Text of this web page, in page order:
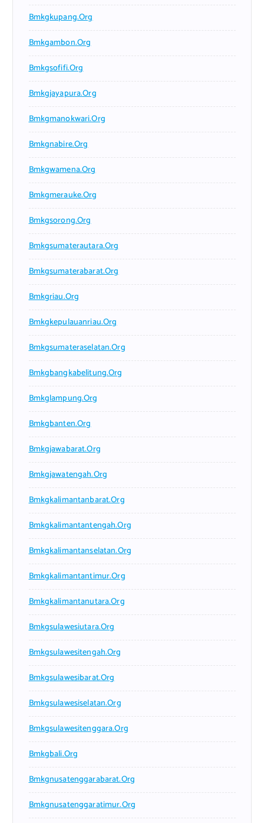
Bmkgkupang.org
Bmkgambon.org
Bmkgsofifi.org
Bmkgjayapura.org
Bmkgmanokwari.org
Bmkgnabire.org
Bmkgwamena.org
Bmkgmerauke.org
Bmkgsorong.org
Bmkgsumaterautara.org
Bmkgsumaterabarat.org
Bmkgriau.org
Bmkgkepulauanriau.org
Bmkgsumateraselatan.org
Bmkgbangkabelitung.org
Bmkglampung.org
Bmkgbanten.org
Bmkgjawabarat.org
Bmkgjawatengah.org
Bmkgkalimantanbarat.org
Bmkgkalimantantengah.org
Bmkgkalimantanselatan.org
Bmkgkalimantantimur.org
Bmkgkalimantanutara.org
Bmkgsulawesiutara.org
Bmkgsulawesitengah.org
Bmkgsulawesibarat.org
Bmkgsulawesiselatan.org
Bmkgsulawesitenggara.org
Bmkgbali.org
Bmkgnusatenggarabarat.org
Bmkgnusatenggaratimur.org